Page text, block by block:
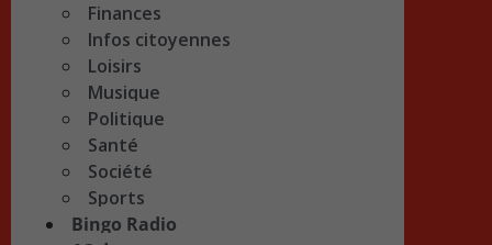
Finances
Infos citoyennes
Loisirs
Musique
Politique
Santé
Société
Sports
Bingo Radio